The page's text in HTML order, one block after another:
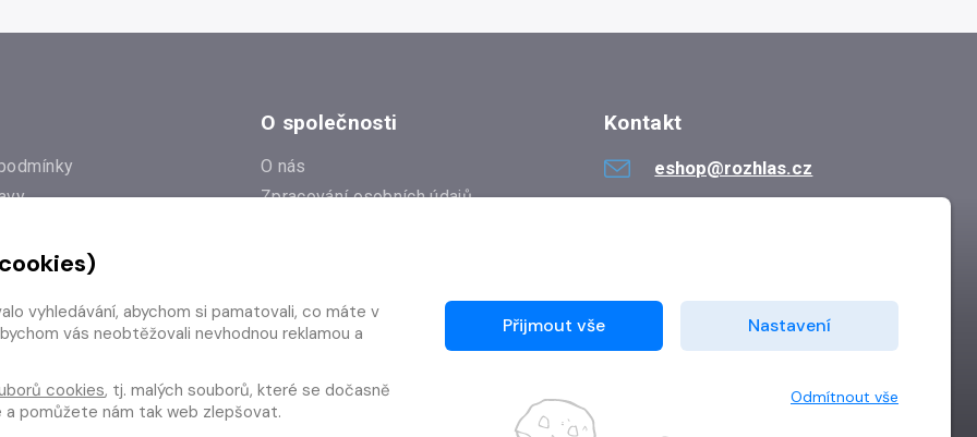
od smlouvy
O společnosti
O nás
Zpracování osobních údajů
Kontakt
eshop@rozhlas.cz
vyhledávání, abychom si pamatovali, co máte v
vás neobtěžovali nevhodnou reklamou a
cookies, tj. malých souborů, které se dočasně
a pomůžete nám tak web zlepšovat.
Přijmout vše Nastavení
Odmítnout vše